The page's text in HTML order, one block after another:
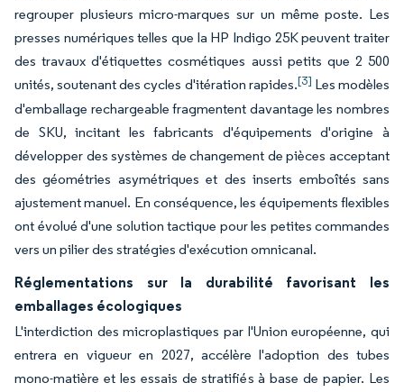
regrouper plusieurs micro-marques sur un même poste. Les
presses numériques telles que la HP Indigo 25K peuvent traiter
des travaux d'étiquettes cosmétiques aussi petits que 2 500
unités, soutenant des cycles d'itération rapides.[3] Les modèles
d'emballage rechargeable fragmentent davantage les nombres
de SKU, incitant les fabricants d'équipements d'origine à
développer des systèmes de changement de pièces acceptant
des géométries asymétriques et des inserts emboîtés sans
ajustement manuel. En conséquence, les équipements flexibles
ont évolué d'une solution tactique pour les petites commandes
vers un pilier des stratégies d'exécution omnicanal.
Réglementations sur la durabilité favorisant les
emballages écologiques
L'interdiction des microplastiques par l'Union européenne, qui
entrera en vigueur en 2027, accélère l'adoption des tubes
mono-matière et les essais de stratifiés à base de papier. Les